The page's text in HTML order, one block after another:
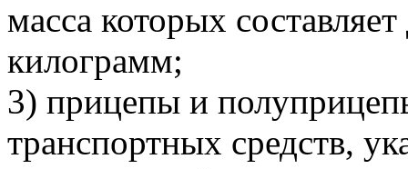
масса которых
килограмм;
3) прицепы и
транспортных средств,